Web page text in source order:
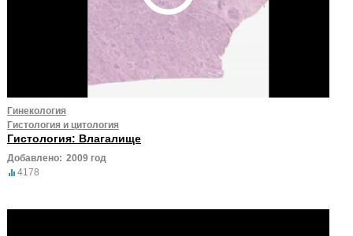
Гинекология
Гистология и цитология
Гистология: Влагалище
Добавлено: 2009 год
4178